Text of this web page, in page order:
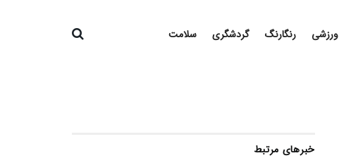
ورزشی رنگارنگ گردشگری سلامت
خبرهای مرتبط